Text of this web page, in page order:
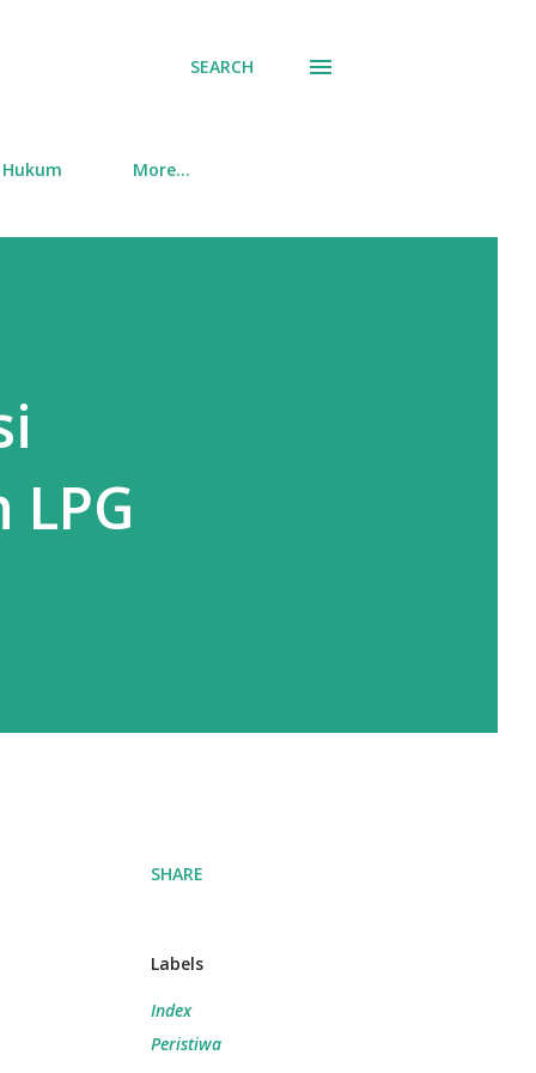
SEARCH
Hukum More…
SHARE
Labels
Index
Peristiwa